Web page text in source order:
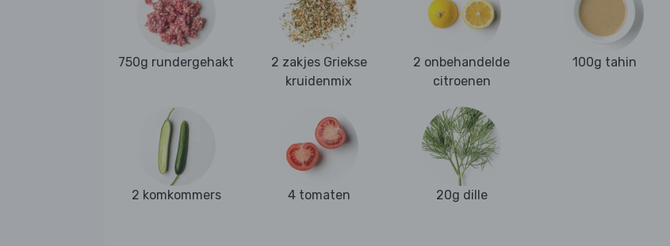
750g rundergehakt
2 zakjes Griekse
kruidenmix
2 onbehandelde
citroenen
100g tahin
2 komkommers 4 tomaten 20g dille